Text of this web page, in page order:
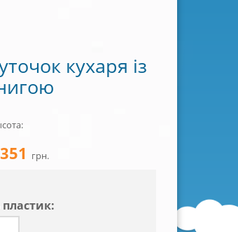
кухаря із
грн.